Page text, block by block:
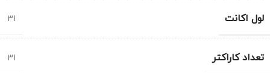
لول اکانت 31
تعداد کاراکتر 31